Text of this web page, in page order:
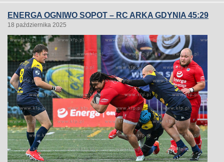
ENERGA OGNIWO SOPOT – RC ARKA GDYNIA 45:29
18 października 2025